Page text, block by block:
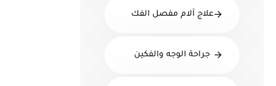
علاج آلام مفصل الفك
جراحة الوجه والفكين